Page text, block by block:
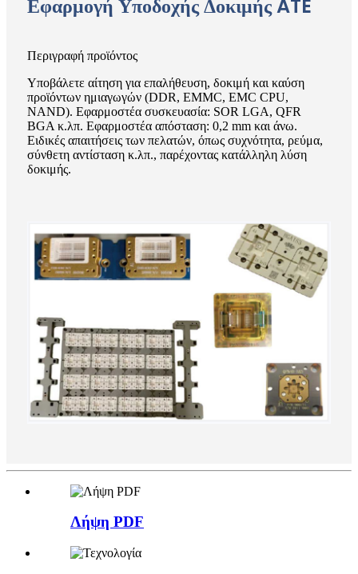
Εφαρμογή Υποδοχής Δοκιμής ATE
Περιγραφή προϊόντος
Υποβάλετε αίτηση για επαλήθευση, δοκιμή και καύση
προϊόντων ημιαγωγών (DDR, EMMC, EMC CPU,
NAND). Εφαρμοστέα συσκευασία: SOR LGA, QFR
BGA κ.λπ. Εφαρμοστέα απόσταση: 0,2 mm και άνω.
Ειδικές απαιτήσεις των πελατών, όπως συχνότητα, ρεύμα,
σύνθετη αντίσταση κ.λπ., παρέχοντας κατάλληλη λύση
δοκιμής.
Λήψη PDF